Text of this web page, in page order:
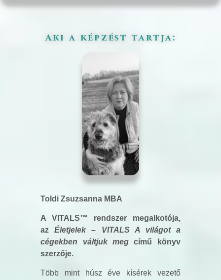
Aki a képzést tartja:
Toldi Zsuzsanna MBA
A VITALS™ rendszer megalkotója,
azÉletjelek – VITALS A világot a
cégekben váltjuk meg című könyv
szerzője.
Több mint húsz éve kísérek vezető